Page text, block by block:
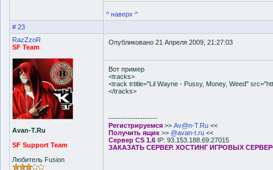
^ наверх ^
# 23
RazZzoR
SF Team
Avan-T.Ru
SF Support Team
Любитель Fusion
Опубликовано 21 Апреля 2009, 21:27:03
Вот пример
<tracks>
<track trtitle="Lil Wayne - Pussy, Money, Weed"
</tracks>
--------------------
Регистрируемся >> Av@n-T.Ru <<
Получить ящик >> @avan-t.ru <<
Сервер CS 1.6 IP: 93.153.188.69:27015
ЗАКАЗАТЬ СЕРВЕР. ХОСТИНГ ИГРОВЫХ